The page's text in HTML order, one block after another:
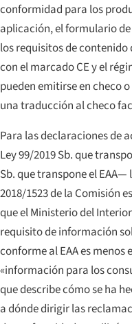
conformidad para los
aplicación, el formulario
los requisitos de
con el marcado CE y el
pueden emitirse en checo
una traducción al checo
Para las declaraciones de
Ley 99/2019 Sb. que
Sb. que transpone el EAA—
2018/1523 de la Comisión
que el Ministerio del
requisito de información
conforme al EAA es
«información para los
que describe cómo se ha
a dónde dirigir las